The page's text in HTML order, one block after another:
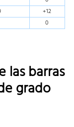
+12
0
las barras
grado